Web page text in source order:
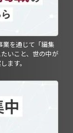
業を通じて「編集
いこと、世の中が
ます。